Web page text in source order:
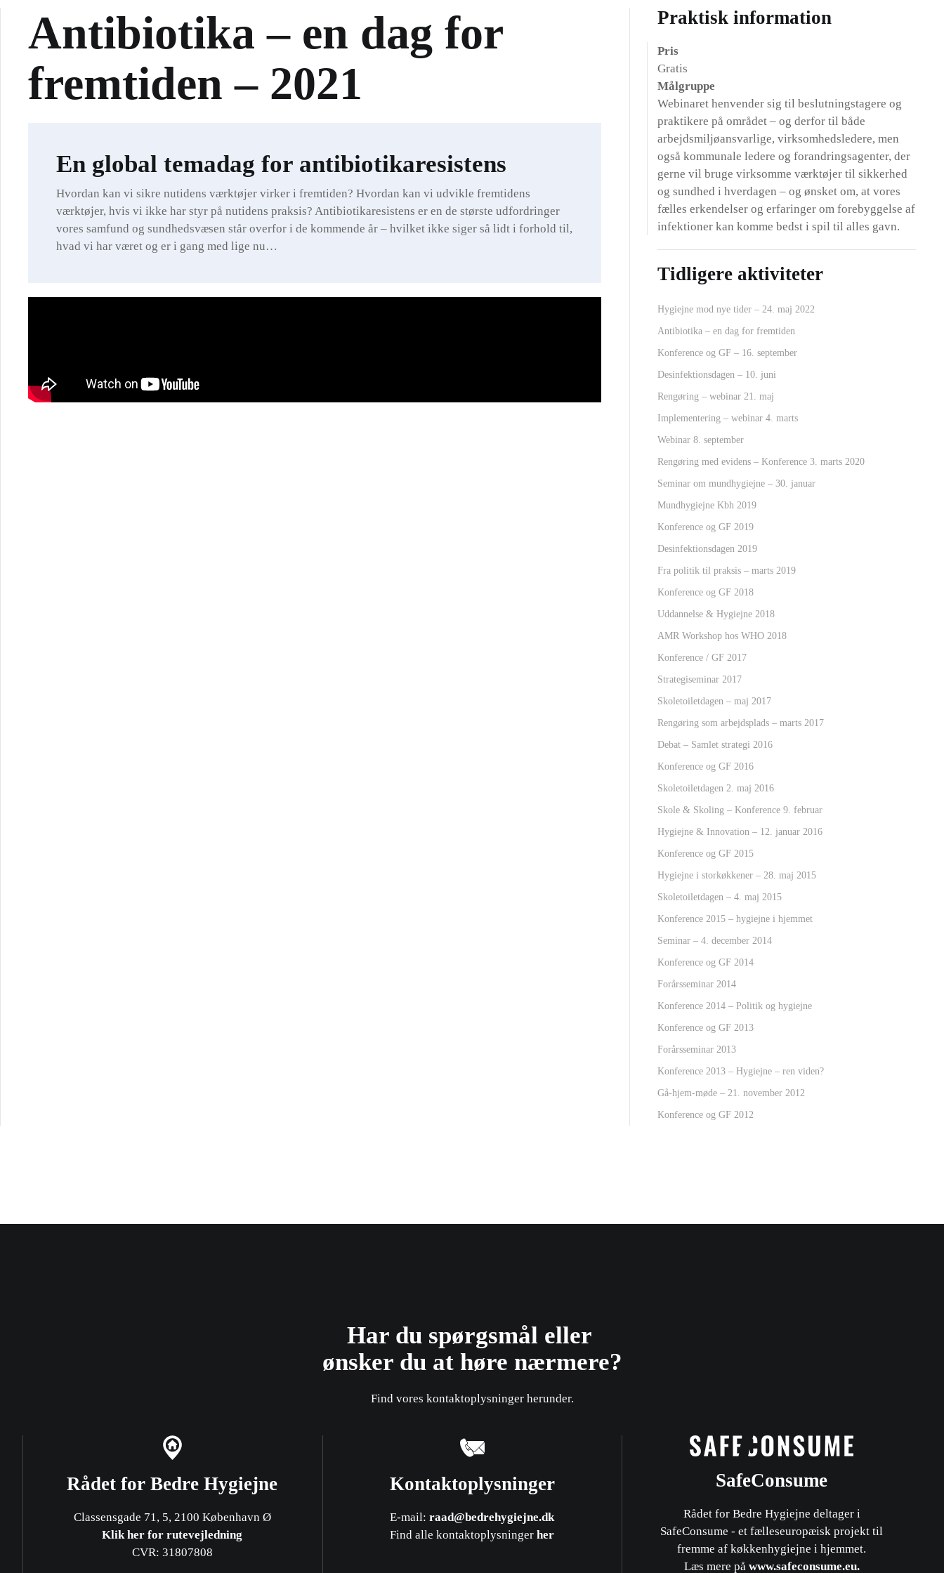
Antibiotika – en dag for
fremtiden – 2021
En global temadag for antibiotikaresistens
Hvordan kan vi sikre nutidens værktøjer virker i fremtiden? Hvordan kan vi udvikle fremtidens
værktøjer, hvis vi ikke har styr på nutidens praksis? Antibiotikaresistens er en de største udfordringer
vores samfund og sundhedsvæsen står overfor i de kommende år – hvilket ikke siger så lidt i forhold til,
hvad vi har været og er i gang med lige nu…
Praktisk information
Pris
Gratis
Målgruppe
Webinaret henvender sig til beslutningstagere og
praktikere på området – og derfor til både
arbejdsmiljøansvarlige, virksomhedsledere, men
også kommunale ledere og forandringsagenter, der
gerne vil bruge virksomme værktøjer til sikkerhed
og sundhed i hverdagen – og ønsket om, at vores
fælles erkendelser og erfaringer om forebyggelse af
infektioner kan komme bedst i spil til alles gavn.
Tidligere aktiviteter
Hygiejne mod nye tider – 24. maj 2022
Antibiotika – en dag for fremtiden
Konference og GF – 16. september
Desinfektionsdagen – 10. juni
Rengøring – webinar 21. maj
Implementering – webinar 4. marts
Webinar 8. september
Rengøring med evidens – Konference 3. marts 2020
Seminar om mundhygiejne – 30. januar
Mundhygiejne Kbh 2019
Konference og GF 2019
Desinfektionsdagen 2019
Fra politik til praksis – marts 2019
Konference og GF 2018
Uddannelse & Hygiejne 2018
AMR Workshop hos WHO 2018
Konference / GF 2017
Strategiseminar 2017
Skoletoiletdagen – maj 2017
Rengøring som arbejdsplads – marts 2017
Debat – Samlet strategi 2016
Konference og GF 2016
Skoletoiletdagen 2. maj 2016
Skole & Skoling – Konference 9. februar
Hygiejne & Innovation – 12. januar 2016
Konference og GF 2015
Hygiejne i storkøkkener – 28. maj 2015
Skoletoiletdagen – 4. maj 2015
Konference 2015 – hygiejne i hjemmet
Seminar – 4. december 2014
Konference og GF 2014
Forårsseminar 2014
Konference 2014 – Politik og hygiejne
Konference og GF 2013
Forårsseminar 2013
Konference 2013 – Hygiejne – ren viden?
Gå-hjem-møde – 21. november 2012
Konference og GF 2012
Har du spørgsmål eller ​
ønsker du at høre nærmere?
Find vores kontaktoplysninger herunder.
Rådet for Bedre Hygiejne
Classensgade 71, 5, 2100 København Ø
Klik her for rutevejledning
CVR: 31807808
Kontaktoplysninger
E-mail: raad@bedrehygiejne.dk
Find alle kontaktoplysninger her
SafeConsume
Rådet for Bedre Hygiejne deltager i
SafeConsume - et fælleseuropæisk projekt til
fremme af køkkenhygiejne i hjemmet.
​Læs mere på www.safeconsume.eu.